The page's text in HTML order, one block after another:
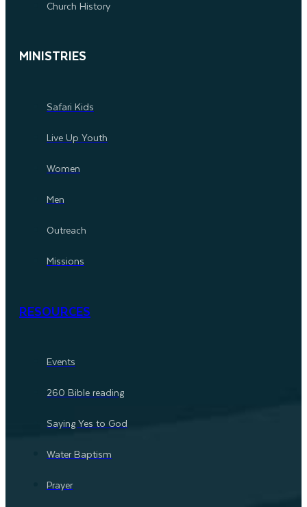
Church History
MINISTRIES
Safari Kids
Live Up Youth
Women
Men
Outreach
Missions
RESOURCES
Events
260 Bible reading
Saying Yes to God
Water Baptism
Prayer